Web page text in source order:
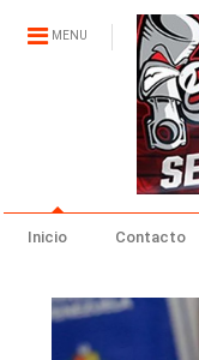
MENU
Inicio Contacto